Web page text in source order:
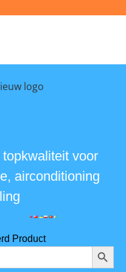
voor
airconditioning
Product